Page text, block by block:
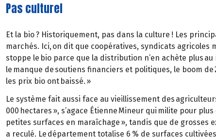
Pas culturel
Et la bio ? Historiquement, pas dans la culture ! Les
marchés. Ici, on dit que coopératives, syndicats agricoles
stoppe le bio parce que la distribution n’en achète plus
le manque de soutiens financiers et politiques, le boom
les prix bio ont baissé. »
Le système fait aussi face au vieillissement des
000 hectares », s’agace Étienne Mineur qui milite pour
petites surfaces en maraîchage », tandis que de
a reculé. Le département totalise 6 % de surfaces